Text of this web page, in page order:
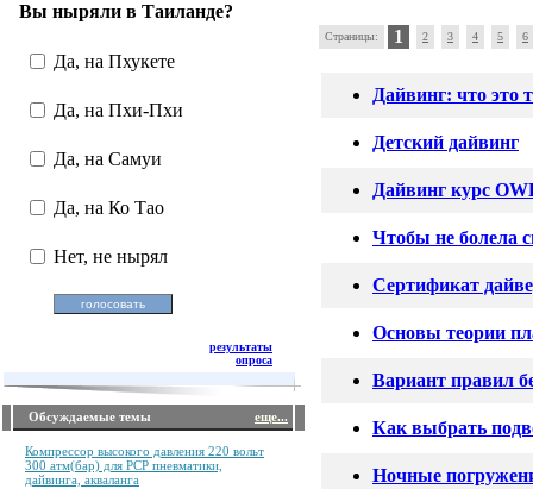
Вы ныряли в Таиланде?
Да, на Пхукете
Да, на Пхи-Пхи
Да, на Самуи
Да, на Ко Тао
Нет, не нырял
результаты
опроса
Обсуждаемые темы еще...
Компрессор высокого давления 220 вольт
300 атм(бар) для PCP пневматики,
дайвинга, акваланга
Страницы: 1 2 3 4 5 6
Дайвинг: что это
Детский дайвинг
Дайвинг курс
Чтобы не болела
Сертификат
Основы теории
Вариант правил
Как выбрать
Ночные